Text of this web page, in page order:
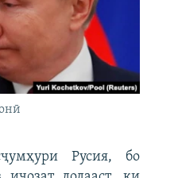
Русия, бо